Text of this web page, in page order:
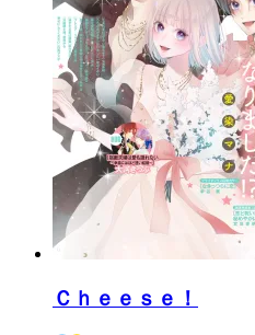
Ｃｈｅｅｓｅ！